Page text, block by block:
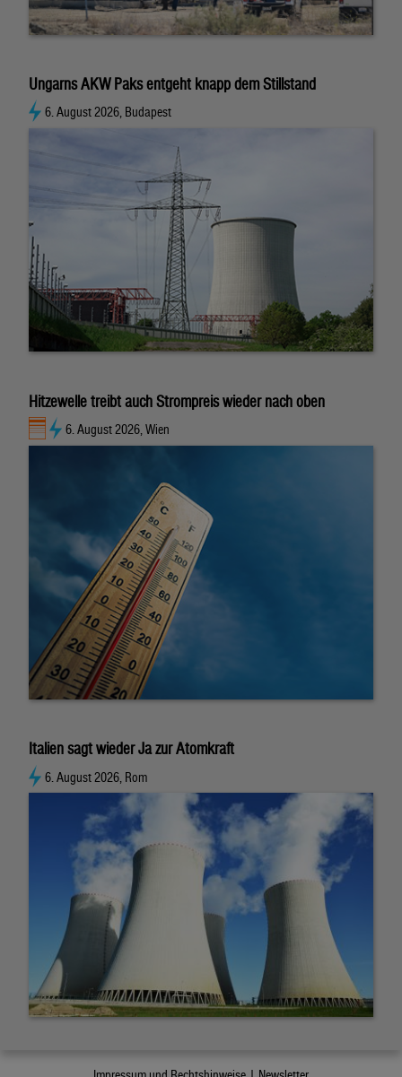
Ungarns AKW Paks entgeht knapp dem Stillstand
6. August 2026, Budapest
Hitzewelle treibt auch Strompreis wieder nach oben
6. August 2026, Wien
Italien sagt wieder Ja zur Atomkraft
6. August 2026, Rom